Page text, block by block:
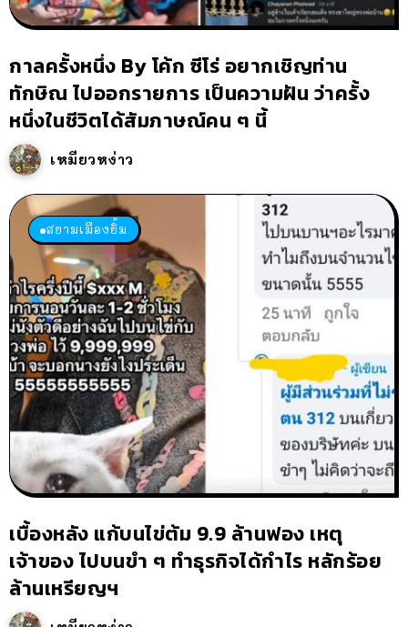
กาลครั้งหนึ่ง By โค้ก ซีโร่ อยากเชิญท่าน
ทักษิณ ไปออกรายการ เป็นความฝัน ว่าครั้ง
หนึ่งในชีวิตได้สัมภาษณ์คน ๆ นี้
เหมียวหง่าว
สยามเมืองยิ้ม
เบื้องหลัง แก้บนไข่ต้ม 9.9 ล้านฟอง เหตุ
เจ้าของ ไปบนขำ ๆ ทำธุรกิจได้กำไร หลักร้อย
ล้านเหรียญฯ